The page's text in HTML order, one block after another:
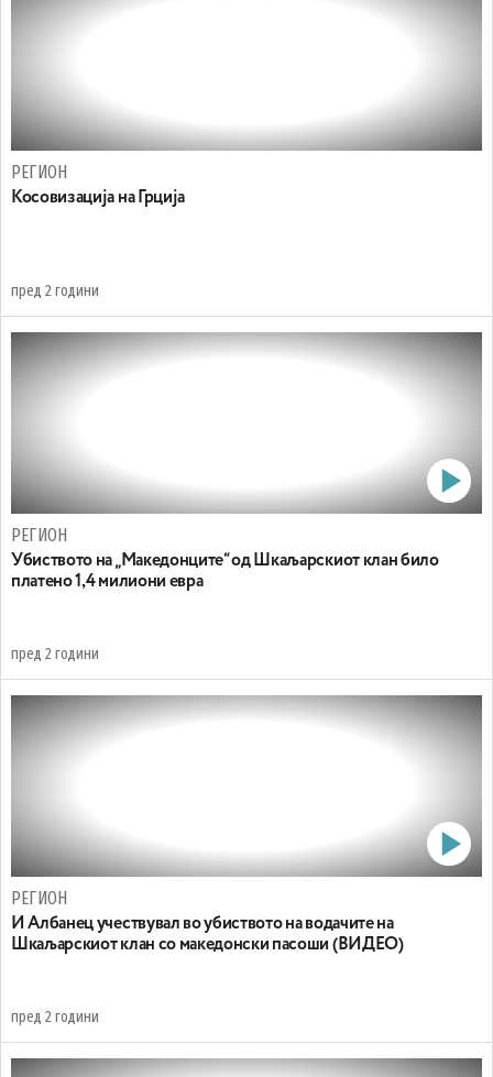
РЕГИОН
Косовизација на Грција
пред 2 години
РЕГИОН
Убиството на „Македонците“ од Шкаљарскиот клан било
платено 1,4 милиони евра
пред 2 години
РЕГИОН
И Албанец учествувал во убиството на водачите на
Шкаљарскиот клан со македонски пасоши (ВИДЕО)
пред 2 години